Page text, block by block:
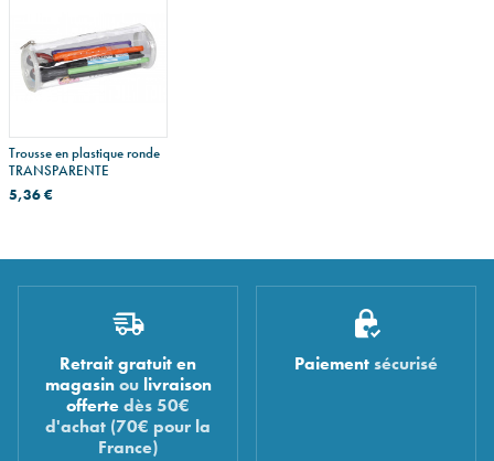
Trousse en plastique ronde
TRANSPARENTE
5,36 €
Retrait gratuit en
magasinou livraison
offerte dès 50€
d'achat (70€ pour la
France)
Paiement sécurisé